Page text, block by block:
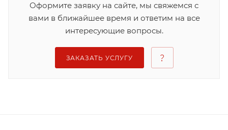
Оформите заявку на сайте, мы свяжемся с
вами в ближайшее время и ответим на все
интересующие вопросы.
ЗАКАЗАТЬ УСЛУГУ